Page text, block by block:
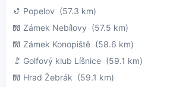
Popelov (57.3 km)
Zámek Nebílovy (57.5 km)
Zámek Konopiště (58.6 km)
Golfový klub Líšnice (59.1 km)
Hrad Žebrák (59.1 km)